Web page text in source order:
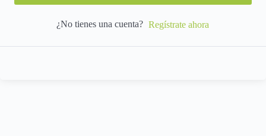
¿No tienes una cuenta? Regístrate ahora